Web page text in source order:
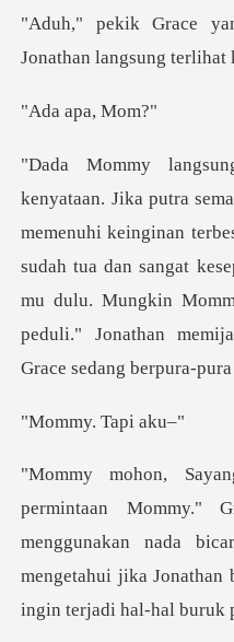
Jonathan
apa,
sudah tua dan sangat
mu dulu. Mungkin
. Tapi
menggunakan nada
mengetahui jika